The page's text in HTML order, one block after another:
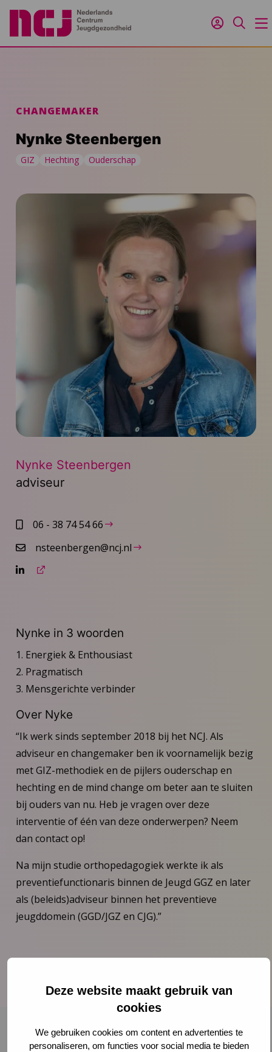
Deze website maakt gebruik van
cookies
We gebruiken cookies om content en advertenties te
personaliseren, om functies voor social media te bieden
Inloggen
Zoeken
CHANGEMAKER
Nynke Steenbergen
GIZ Hechting Ouderschap
Nynke Steenbergen
adviseur
06 - 38 74 54 66
nsteenbergen@ncj.nl
Nynke in 3 woorden
1. Energiek & Enthousiast
2. Pragmatisch
3. Mensgerichte verbinder
Over Nyke
“Ik werk sinds september 2018 bij het NCJ. Als
adviseur en changemaker ben ik voornamelijk bezig
met GIZ-methodiek en de pijlers ouderschap en
hechting en de mind change om beter aan te sluiten
bij ouders van nu. Heb je vragen over deze
interventie of één van deze onderwerpen? Neem
dan contact op!
Na mijn studie orthopedagogiek werkte ik als
preventiefunctionaris binnen de Jeugd GGZ en later
als (beleids)adviseur binnen het preventieve
jeugddomein (GGD/JGZ en CJG).”
Neem contact op met Nynke